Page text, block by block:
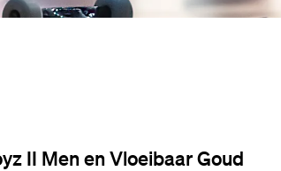
II Men en Vloeibaar Goud